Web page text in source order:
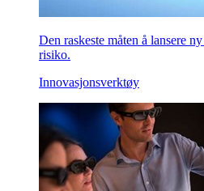
Den raskeste måten å lansere
risiko.
Innovasjonsverktøy